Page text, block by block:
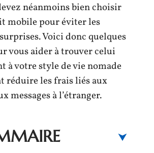
néanmoins bien choisir
mobile pour éviter les
Voici donc quelques
vous aider à trouver celui
à votre style de vie nomade
réduire les frais liés aux
messages à l’étranger.